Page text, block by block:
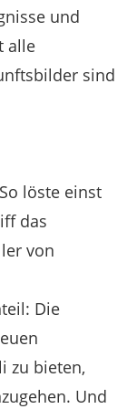
und
alle
sind
löste einst
das
von
Die
zu bieten,
Und